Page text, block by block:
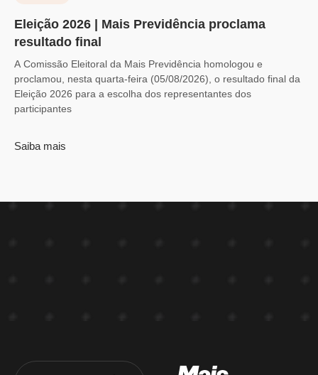
Eleição 2026 | Mais Previdência proclama
resultado final
A Comissão Eleitoral da Mais Previdência homologou e
proclamou, nesta quarta-feira (05/08/2026), o resultado final da
Eleição 2026 para a escolha dos representantes dos
participantes
Saiba mais